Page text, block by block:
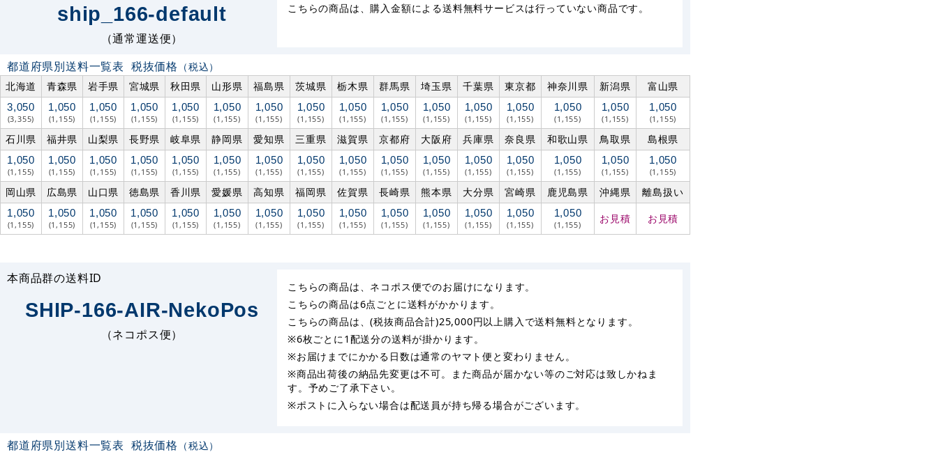
ship_166-default
（通常運送便）
こちらの商品は、購入金額による送料無料サービスは行っていない商品です。
都道府県別送料一覧表 税抜価格 （税込）
北海道
青森県 岩手県 宮城県 秋田県 山形県 福島県 茨城県 栃木県 群馬県 埼玉県 千葉県 東京都 神奈川県 新潟県 富山県
3,050
(3,355)
1,050
(1,155)
1,050
(1,155)
1,050
(1,155)
1,050
(1,155)
1,050
(1,155)
1,050
(1,155)
1,050
(1,155)
1,050
(1,155)
1,050
(1,155)
1,050
(1,155)
1,050
(1,155)
1,050
(1,155)
1,050
(1,155)
1,050
(1,155)
1,050
(1,155)
石川県 福井県 山梨県 長野県 岐阜県 静岡県 愛知県 三重県 滋賀県 京都府 大阪府 兵庫県 奈良県 和歌山県 鳥取県 島根県
1,050
(1,155)
1,050
(1,155)
1,050
(1,155)
1,050
(1,155)
1,050
(1,155)
1,050
(1,155)
1,050
(1,155)
1,050
(1,155)
1,050
(1,155)
1,050
(1,155)
1,050
(1,155)
1,050
(1,155)
1,050
(1,155)
1,050
(1,155)
1,050
(1,155)
1,050
(1,155)
岡山県 広島県 山口県 徳島県 香川県 愛媛県 高知県 福岡県 佐賀県 長崎県 熊本県 大分県 宮崎県 鹿児島県 沖縄県 離島扱い
1,050
(1,155)
1,050
(1,155)
1,050
(1,155)
1,050
(1,155)
1,050
(1,155)
1,050
(1,155)
1,050
(1,155)
1,050
(1,155)
1,050
(1,155)
1,050
(1,155)
1,050
(1,155)
1,050
(1,155)
1,050
(1,155)
1,050
(1,155) お見積 お見積
本商品群の送料ID
SHIP-166-AIR-NekoPos
（ネコポス便）
こちらの商品は、ネコポス便でのお届けになります。
こちらの商品は6点ごとに送料がかかります。
こちらの商品は、(税抜商品合計)25,000円以上購入で送料無料となります。
※6枚ごとに1配送分の送料が掛かります。
※お届けまでにかかる日数は通常のヤマト便と変わりません。
※商品出荷後の納品先変更は不可。また商品が届かない等のご対応は致しかねま
す。予めご了承下さい。
※ポストに入らない場合は配送員が持ち帰る場合がございます。
都道府県別送料一覧表 税抜価格 （税込）